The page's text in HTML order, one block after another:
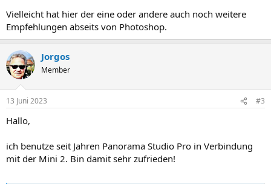
Vielleicht hat hier der eine oder andere auch noch weitere
Empfehlungen abseits von Photoshop.
Jorgos
Member
13 Juni 2023 #3
Hallo,
ich benutze seit Jahren Panorama Studio Pro in Verbindung
mit der Mini 2. Bin damit sehr zufrieden!